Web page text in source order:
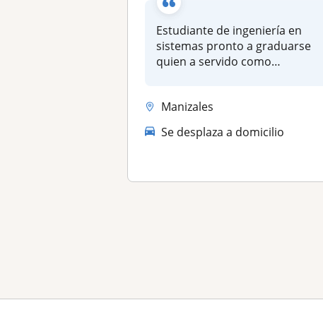
Estudiante de ingeniería en
sistemas pronto a graduarse
quien a servido como
Manizales
Se desplaza a domicilio